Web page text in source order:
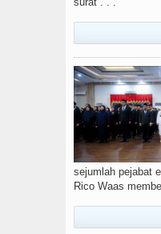
sejumlah pejabat
Rico Waas